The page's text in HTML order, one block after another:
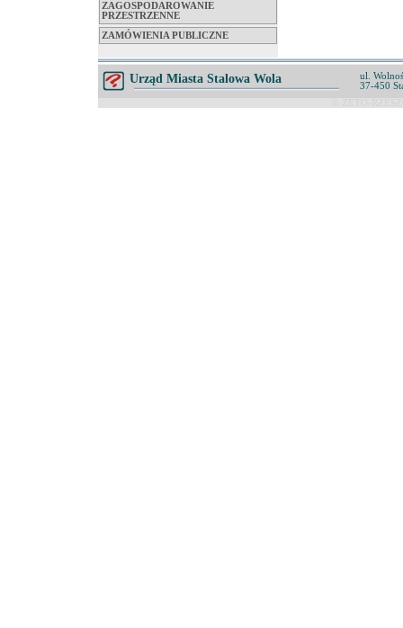
ZAGOSPODAROWANIE
PRZESTRZENNE
ZAMÓWIENIA PUBLICZNE
Urząd Miasta Stalowa Wola
ul.
37-450